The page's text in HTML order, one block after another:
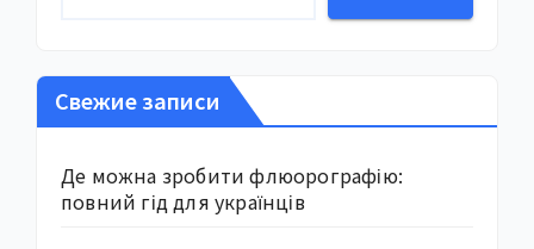
Свежие записи
Де можна зробити флюорографію:
повний гід для українців